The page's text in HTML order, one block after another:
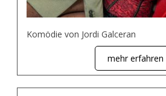
Komödie von Jordi Galceran
mehr erfahren